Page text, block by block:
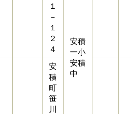
１
－
１
２
４
安積
一小
安積
中
安
積
町
笹
川